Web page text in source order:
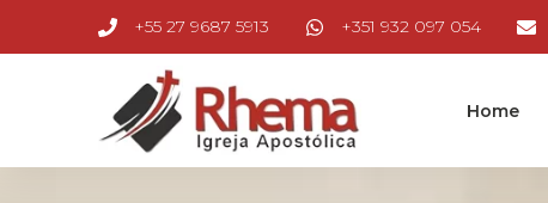
+55 27 9687 5913 +351 932 097 054
Home